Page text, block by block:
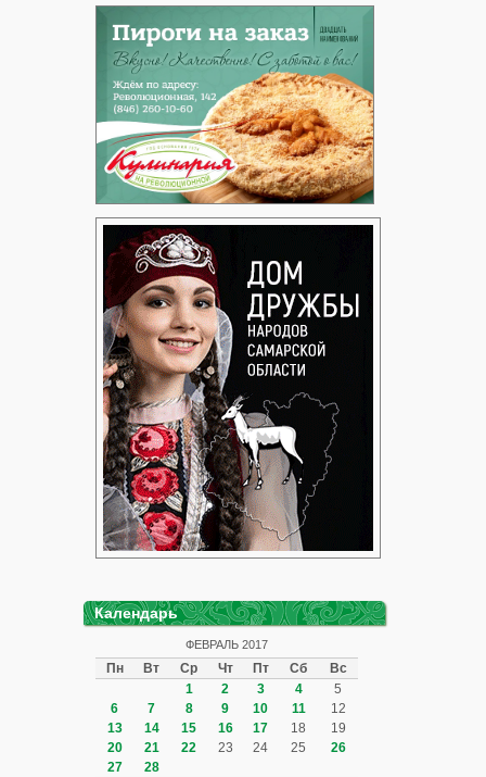
Календарь
ФЕВРАЛЬ 2017
Пн Вт Ср Чт Пт Сб Вс
1 2 3 4
5
6
7 8 9 10 11
12
13
14 15 16 17 18
19
20
21 22 23 24 25
26
27
28